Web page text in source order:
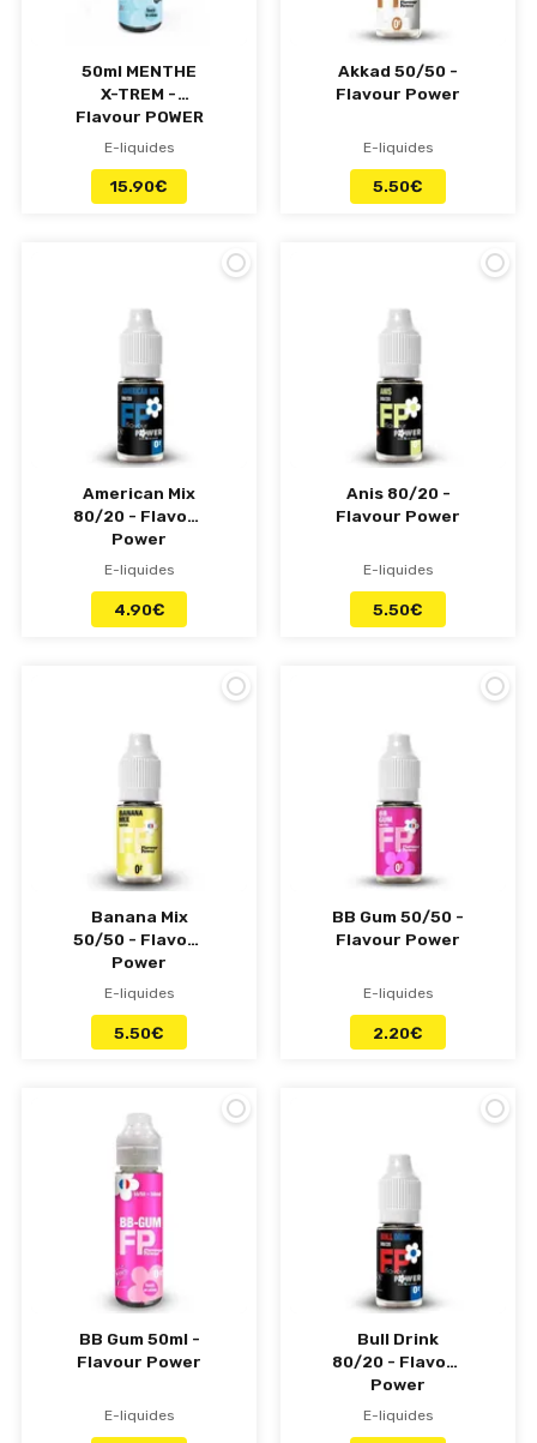
50ml MENTHE
X-TREM -
Flavour POWER
E-liquides
15.90€
Akkad 50/50 -
Flavour Power
E-liquides
5.50€
American Mix
80/20 - Flavour
Power
E-liquides
4.90€
Anis 80/20 -
Flavour Power
E-liquides
5.50€
Banana Mix
50/50 - Flavour
Power
E-liquides
5.50€
BB Gum 50/50 -
Flavour Power
E-liquides
2.20€
BB Gum 50ml -
Flavour Power
E-liquides
Bull Drink
80/20 - Flavour
Power
E-liquides